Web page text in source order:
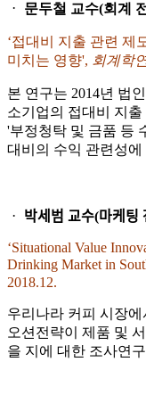
ᆞ 문두철 교수(회계
‘접대비 지출 관련 제
미치는 영향', 회계학
본 연구는 2014년 법
소기업의 접대비 지
'부정청탁 및 금품 등
대비의 수익 관련성
ᆞ 박세범 교수(마케팅
‘Situational Value
Drinking Market in
2018.12.
우리나라 커피 시장
오션전략이 제품 및
을 지에 대한 조사연구